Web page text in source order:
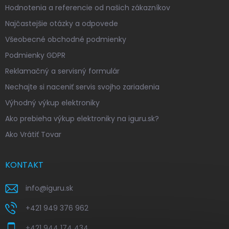
Hodnotenia a referencie od našich zákazníkov
Najčastejšie otázky a odpovede
Všeobecné obchodné podmienky
Podmienky GDPR
Reklamačný a servisný formulár
Nechajte si naceniť servis svojho zariadenia
Výhodný výkup elektroniky
Ako prebieha výkup elektroniky na iguru.sk?
Ako Vrátiť Tovar
KONTAKT
info@iguru.sk
+421 949 376 962